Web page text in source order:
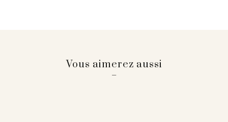
Vous aimerez aussi